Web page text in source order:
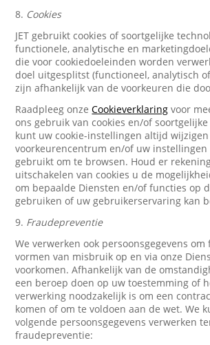
8. Cookies
JET gebruikt cookies of soortgelijke
functionele, analytische en
die voor cookiedoeleinden worden
doel uitgesplitst (functioneel, analytisch
zijn afhankelijk van de voorkeuren die
Raadpleeg onzeCookieverklaring voor
ons gebruik van cookies en/of
kunt uw cookie-instellingen altijd wijzigen
voorkeurencentrum en/of uw
gebruikt om te browsen. Houd er
uitschakelen van cookies u de
om bepaalde Diensten en/of functies op
gebruiken of uw gebruikerservaring kan
9. Fraudepreventie
We verwerken ook persoonsgegevens
vormen van misbruik op en via onze
voorkomen. Afhankelijk van de
een beroep doen op uw toestemming of
verwerking noodzakelijk is om een
komen of om te voldoen aan de wet. We
volgende persoonsgegevens verwerken
fraudepreventie: